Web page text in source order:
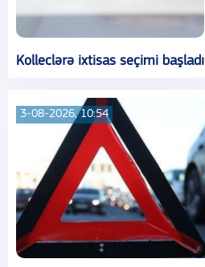
Kolleclərə ixtisas seçimi başladı
3-08-2026, 10:54